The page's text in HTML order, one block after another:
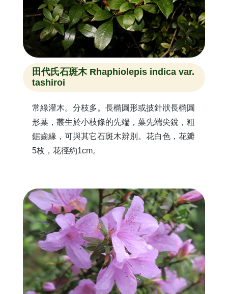
田代氏石斑木 Rhaphiolepis indica var.
tashiroi
常綠灌木。分枝多。長橢圓形或披針狀長橢圓
形葉，叢生於小枝條的先端，葉先端尖銳，粗
鋸齒緣，可與其它石斑木辨別。花白色，花瓣
5枚，花徑約1cm。